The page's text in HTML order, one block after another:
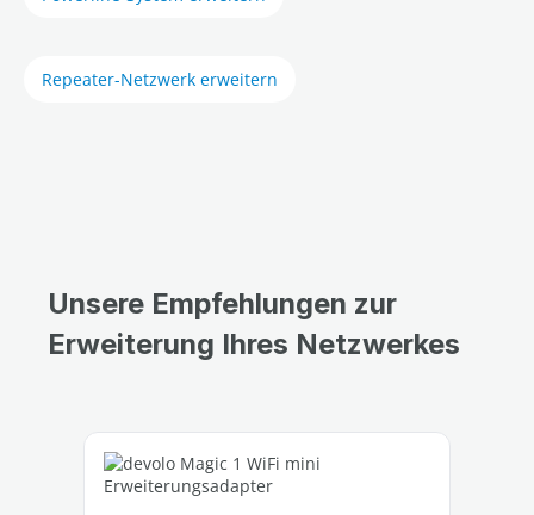
Repeater-Netzwerk erweitern
Unsere Empfehlungen zur
Erweiterung Ihres Netzwerkes
Produktgalerie überspringen